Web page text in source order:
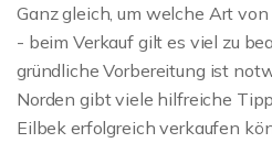
Ganz gleich, um welche Art
- beim Verkauf gilt es viel zu
gründliche Vorbereitung ist
Norden gibt viele hilfreiche
Eilbek erfolgreich verkaufen